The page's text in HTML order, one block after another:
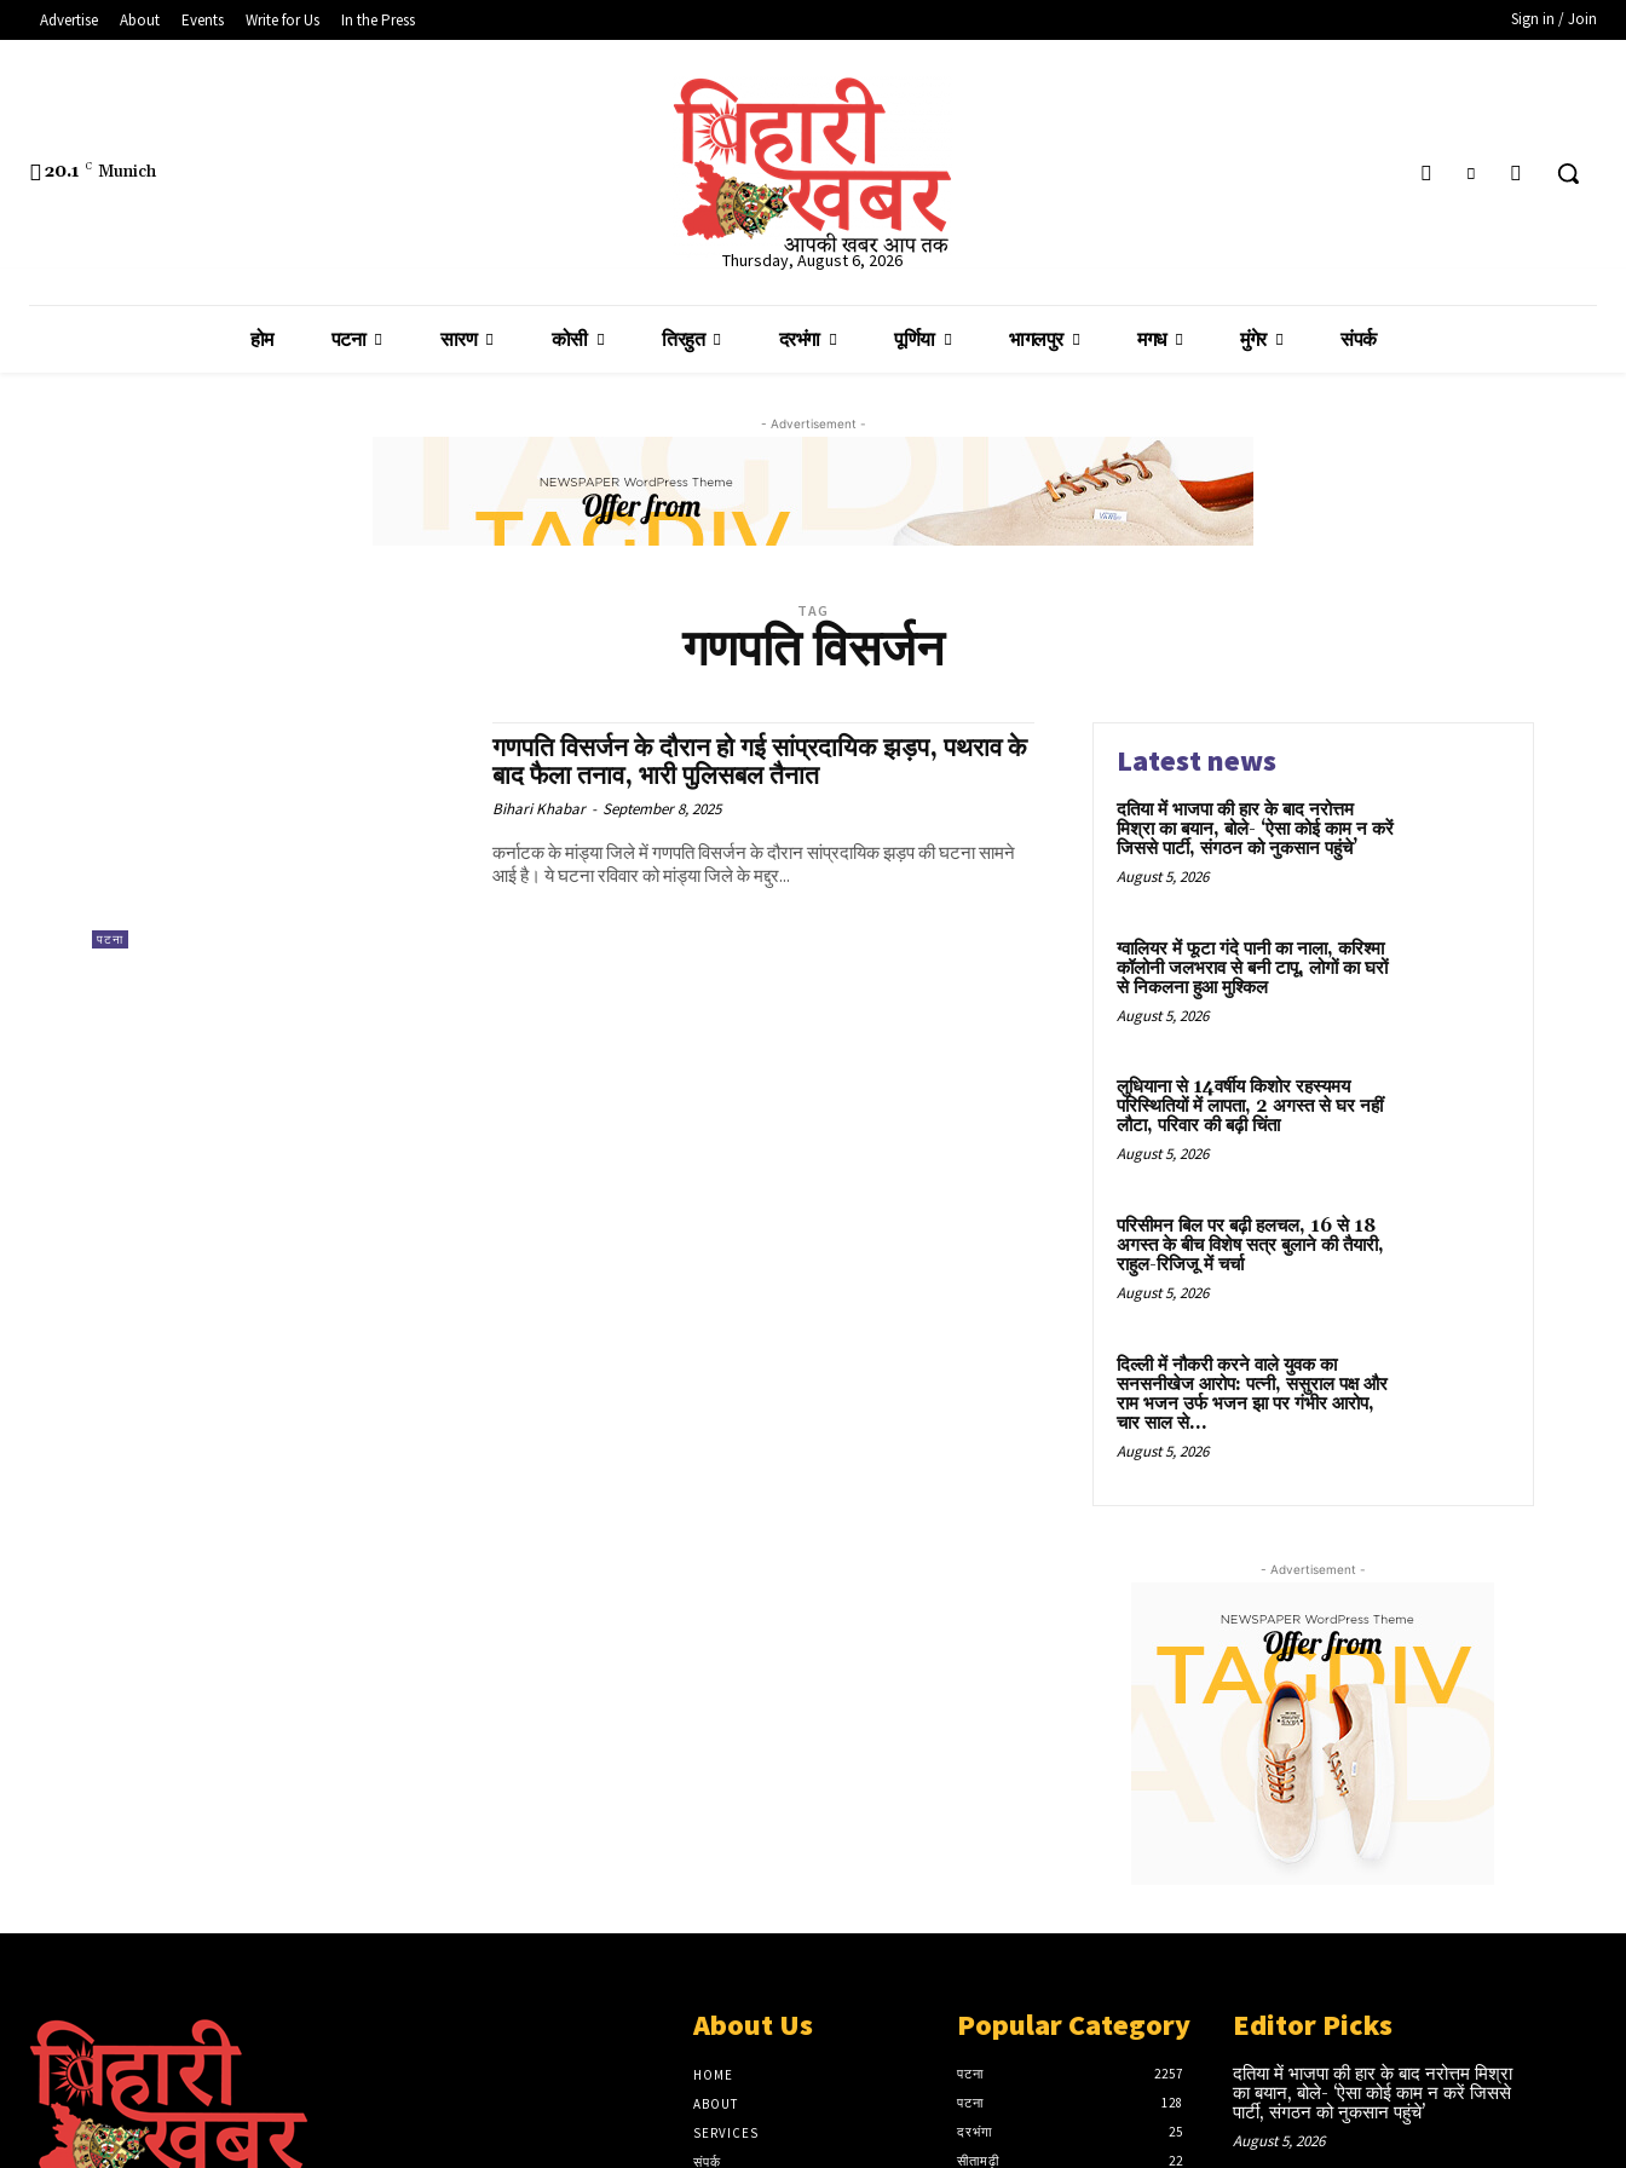
Advertise About Events Write for Us In the Press Sign in / Join
20.1 C Munich
Thursday, August 6, 2026
होम पटना सारण कोसी तिरहुत दरभंगा पूर्णिया भागलपुर मगध मुंगेर संपर्क
- Advertisement -
TAG
गणपति विसर्जन
पटना
गणपति विसर्जन के दौरान हो गई सांप्रदायिक झड़प, पथराव के
बाद फैला तनाव, भारी पुलिसबल तैनात
Bihari Khabar - September 8, 2025
कर्नाटक के मांड्या जिले में गणपति विसर्जन के दौरान सांप्रदायिक झड़प की घटना सामने
आई है। ये घटना रविवार को मांड्या जिले के मद्दुर...
Latest news
दतिया में भाजपा की हार के बाद नरोत्तम
मिश्रा का बयान, बोले- ‘ऐसा कोई काम न करें
जिससे पार्टी, संगठन को नुकसान पहुंचे’
August 5, 2026
ग्वालियर में फूटा गंदे पानी का नाला, करिश्मा
कॉलोनी जलभराव से बनी टापू, लोगों का घरों
से निकलना हुआ मुश्किल
August 5, 2026
लुधियाना से 14वर्षीय किशोर रहस्यमय
परिस्थितियों में लापता, 2 अगस्त से घर नहीं
लौटा, परिवार की बढ़ी चिंता
August 5, 2026
परिसीमन बिल पर बढ़ी हलचल, 16 से 18
अगस्त के बीच विशेष सत्र बुलाने की तैयारी,
राहुल-रिजिजू में चर्चा
August 5, 2026
दिल्ली में नौकरी करने वाले युवक का
सनसनीखेज आरोप: पत्नी, ससुराल पक्ष और
राम भजन उर्फ भजन झा पर गंभीर आरोप,
चार साल से...
August 5, 2026
- Advertisement -
About Us
HOME
ABOUT
SERVICES
संपर्क
Popular Category
पटना
2257
पटना
128
दरभंगा
25
सीतामढ़ी
22
Editor Picks
दतिया में भाजपा की हार के बाद नरोत्तम मिश्रा
का बयान, बोले- ‘ऐसा कोई काम न करें जिससे
पार्टी, संगठन को नुकसान पहुंचे’
August 5, 2026